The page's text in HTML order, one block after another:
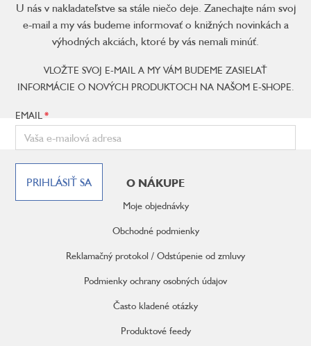
U nás v nakladateľstve sa stále niečo deje. Zanechajte nám svoj
e-mail a my vás budeme informovať o knižných novinkách a
výhodných akciách, ktoré by vás nemali minúť.
VLOŽTE SVOJ E-MAIL A MY VÁM BUDEME ZASIELAŤ
INFORMÁCIE O NOVÝCH PRODUKTOCH NA NAŠOM E-SHOPE.
EMAIL
PRIHLÁSIŤ SA O NÁKUPE
Moje objednávky
Obchodné podmienky
Reklamačný protokol / Odstúpenie od zmluvy
Podmienky ochrany osobných údajov
Často kladené otázky
Produktové feedy